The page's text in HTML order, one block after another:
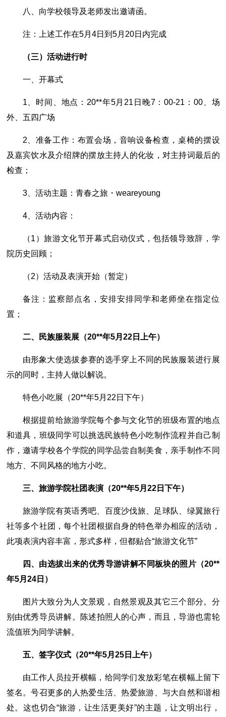
八、向学校领导及老师发出邀请函。
注：上述工作在5月4日到5月20日内完成
（三）活动进行时
一、开幕式
1、时间、地点：20**年5月21日晚7：00-21：00、场
外、五四广场
2、准备工作：布置会场，音响设备检查，桌椅的摆设
及嘉宾饮水及介绍牌的摆放主持人的化妆，对主持词最后的
检查；
3、活动主题：青春之旅・weareyoung
4、活动内容：
（1）旅游文化节开幕式启动仪式，包括领导致辞，学
院历史回顾；
（2）活动及表演开始（暂定）
备注：监察部点名，安排安排同学和老师坐在指定位
置；
二、民族服装展（20**年5月22日上午）
由形象大使选拔参赛的选手穿上不同的民族服装进行展
示的同时，主持人做以解说。
特色小吃展（20**年5月22日下午）
根据提前给旅游学院每个参与文化节的班级布置的地点
和道具，班级同学可以挑选民族特色小吃制作流程并自己制
作，邀请学校各个学院的同学品尝自制美食，亲手制作不同
地方、不同风格的地方小吃。
三、旅游学院社团表演（20**年5月22日下午）
旅游学院有英语秀吧、百度沙伐旅、足球队、绿翼旅行
社等多个社团，每个社团根据自身的特色举办相应的活动，
此项表演内容丰富，形式多样，但都贴合“旅游文化节”
四、由选拔出来的优秀导游讲解不同板块的照片（20**
年5月24日）
图片大致分为人文景观，自然景观及其它三个部分。分
别由优秀导员讲解。陈述拍照人的心声，而且，导游也需轮
流值班为同学讲解。
五、签字仪式（20**年5月25日上午）
由工作人员拉开横幅，给同学们发放彩笔在横幅上留下
签名。号召更多的人热爱生活、热爱旅游、与大自然和谐相
处。这也切合“旅游，让生活更美好”的主题，让文明出行，